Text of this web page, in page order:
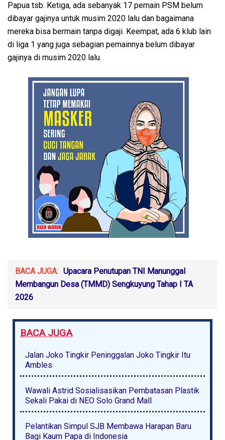
Papua tsb. Ketiga, ada sebanyak 17 pemain PSM belum
dibayar gajinya untuk musim 2020 lalu dan bagaimana
mereka bisa bermain tanpa digaji. Keempat, ada 6 klub lain
di liga 1 yang juga sebagian pemainnya belum dibayar
gajinya di musim 2020 lalu.
BACA JUGA: Upacara Penutupan TNI Manunggal
Membangun Desa (TMMD) Sengkuyung Tahap I TA
2026
BACA JUGA
Jalan Joko Tingkir Peninggalan Joko Tingkir Itu
Ambles
Wawali Astrid Sosialisasikan Pembatasan Plastik
Sekali Pakai di NEO Solo Grand Mall
Pelantikan Simpul SJB Membawa Harapan Baru
Bagi Kaum Papa di Indonesia